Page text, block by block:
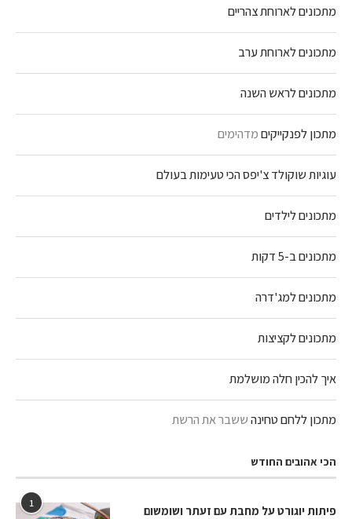
מתכונים לארוחת צהריים
מתכונים לארוחת ערב
מתכונים לראש השנה
מתכון לפנקייקיםמדהימים
עוגיות שוקולד צ'יפס הכי טעימות בעולם
מתכונים לילדים
מתכונים ב-5 דקות
מתכונים למג'דרה
מתכונים לקציצות
איך להכין חלה מושלמת
מתכון ללחם טחינהששבר את הרשת
הכי אהובים החודש
1
פיתות יוגורט על מחבת עם זעתר ושומשום